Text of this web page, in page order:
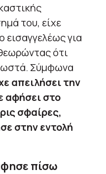
του, είχε
εισαγγελέως για
ότι
Σύμφωνα
απειλήσει την
αφήσει στο
σφαίρες,
στην εντολή
πίσω